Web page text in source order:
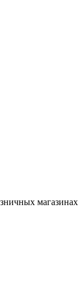
магазинах